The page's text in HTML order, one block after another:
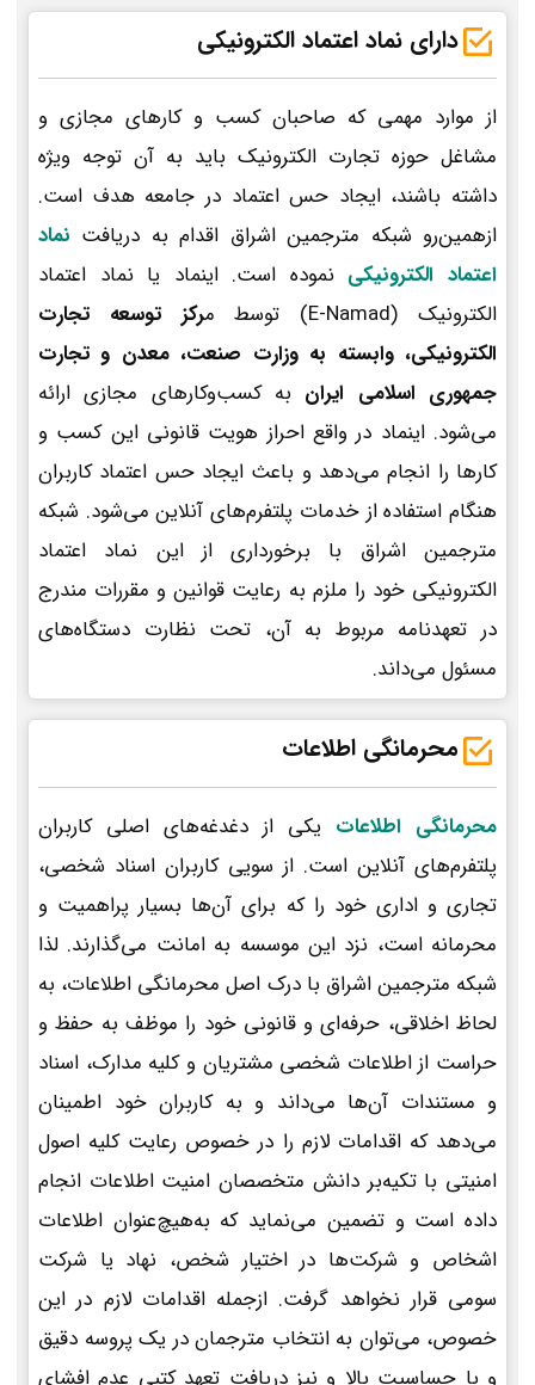
دارای نماد اعتماد الکترونیکی
از موارد مهمی که صاحبان کسب و کارهای مجازی و
مشاغل حوزه تجارت الکترونیک باید به آن توجه ویژه
داشته باشند، ایجاد حس اعتماد در جامعه هدف است.
ازهمین‌رو شبکه مترجمین اشراق اقدام به دریافت نماد
اعتماد الکترونیکی نموده است. اینماد یا نماد اعتماد
الکترونیک (E-Namad) توسط م
رکز توسعه تجارت
الکترونیکی، وابسته به وزارت صنعت، معدن و تجارت
جمهوری اسلامی ایران به کسب‌وکارهای مجازی ارائه
می‌شود. اینماد در واقع احراز هویت قانونی این کسب و
کارها را انجام می‌دهد و باعث ایجاد حس اعتماد کاربران
هنگام استفاده از خدمات پلتفرم‌های آنلاین می‌شود. شبکه
مترجمین اشراق با برخورداری از این نماد اعتماد
الکترونیکی خود را ملزم به رعایت قوانین و مقررات مندرج
در تعهدنامه مربوط به آن، تحت نظارت دستگاه‌های
مسئول می‌داند.
محرمانگی اطلاعات
محرمانگی اطلاعات یکی از دغدغه‌های اصلی کاربران
پلتفرم‌های آنلاین است. از سویی کاربران اسناد شخصی،
تجاری و اداری خود را که برای آن‌ها بسیار پراهمیت و
محرمانه است، نزد این موسسه به امانت می‌گذارند. لذا
شبکه مترجمین اشراق با درک اصل محرمانگی اطلاعات، به
لحاظ اخلاقی، حرفه‌ای و قانونی خود را موظف به حفظ و
حراست از اطلاعات شخصی مشتریان و کلیه مدارک، اسناد
و مستندات آن‌ها می‌داند و به کاربران خود اطمینان
می‌دهد که اقدامات لازم را در خصوص رعایت کلیه اصول
امنیتی با تکیه‌بر دانش متخصصان امنیت اطلاعات انجام
داده است و تضمین می‌نماید که به‌هیچ‌عنوان اطلاعات
اشخاص و شرکت‌ها در اختیار شخص، نهاد یا شرکت
سومی قرار نخواهد گرفت. ازجمله اقدامات لازم در این
خصوص، می‌توان به انتخاب مترجمان در یک پروسه دقیق
و با حساسیت بالا و نیز دریافت تعهد کتبی عدم افشای